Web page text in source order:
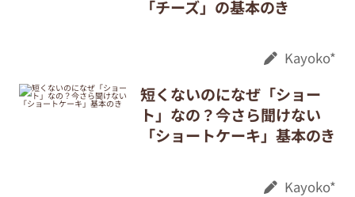
「チーズ」の基本のき
Kayoko*
短くないのになぜ「ショー
ト」なの？今さら聞けない
「ショートケーキ」基本のき
Kayoko*